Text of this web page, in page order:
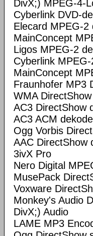
DivX;) MPEG-4-
Cyberlink DVD-
Elecard MPEG-2
MainConcept
Ligos MPEG-2
Cyberlink
MainConcept
Fraunhofer MP3
WMA
AC3 DirectShow
AC3 ACM
Ogg Vorbis
AAC DirectShow
3ivX Pro
Nero Digital
MusePack
Voxware
Monkey's Audio
DivX;) Audio
LAME MP3